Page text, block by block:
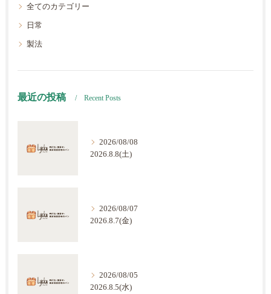
全てのカテゴリー
日常
製法
最近の投稿 Recent Posts
2026/08/08
2026.8.8(土)
2026/08/07
2026.8.7(金)
2026/08/05
2026.8.5(水)